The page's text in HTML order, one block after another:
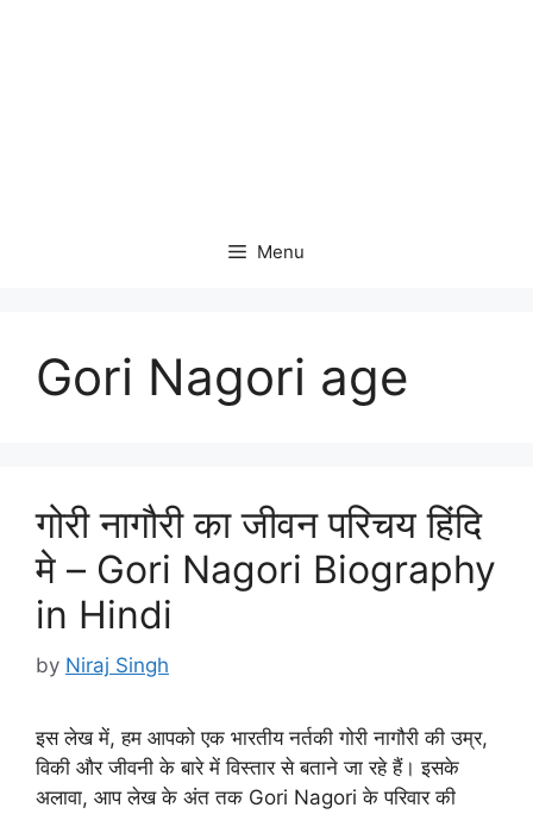
Menu
Gori Nagori age
गोरी नागौरी का जीवन परिचय हिंदि
मे – Gori Nagori Biography
in Hindi
by Niraj Singh
इस लेख में, हम आपको एक भारतीय नर्तकी गोरी नागौरी की उम्र,
विकी और जीवनी के बारे में विस्तार से बताने जा रहे हैं। इसके
अलावा, आप लेख के अंत तक Gori Nagori के परिवार की